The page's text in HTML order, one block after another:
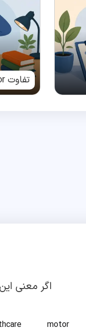
تفاوت error و mistake چیست؟
اگر معنی
motor